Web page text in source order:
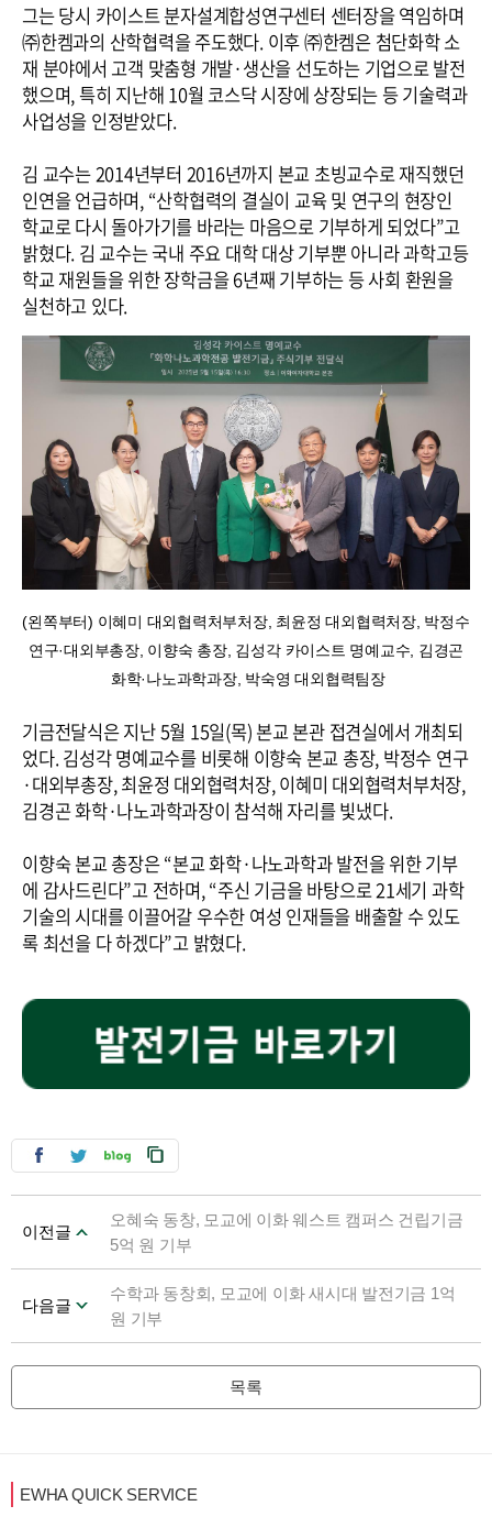
그는 당시 카이스트 분자설계합성연구센터 센터장을 역임하며
㈜한켐과의 산학협력을 주도했다. 이후 ㈜한켐은 첨단화학 소
재 분야에서 고객 맞춤형 개발·생산을 선도하는 기업으로 발전
했으며, 특히 지난해 10월 코스닥 시장에 상장되는 등 기술력과
사업성을 인정받았다.
김 교수는 2014년부터 2016년까지 본교 초빙교수로 재직했던
인연을 언급하며, “산학협력의 결실이 교육 및 연구의 현장인
학교로 다시 돌아가기를 바라는 마음으로 기부하게 되었다”고
밝혔다. 김 교수는 국내 주요 대학 대상 기부뿐 아니라 과학고등
학교 재원들을 위한 장학금을 6년째 기부하는 등 사회 환원을
실천하고 있다.
(왼쪽부터) 이혜미 대외협력처부처장, 최윤정 대외협력처장, 박정수
연구·대외부총장, 이향숙 총장, 김성각 카이스트 명예교수, 김경곤
화학·나노과학과장, 박숙영 대외협력팀장
기금전달식은 지난 5월 15일(목) 본교 본관 접견실에서 개최되
었다. 김성각 명예교수를 비롯해 이향숙 본교 총장, 박정수 연구
·대외부총장, 최윤정 대외협력처장, 이혜미 대외협력처부처장,
김경곤 화학·나노과학과장이 참석해 자리를 빛냈다.
이향숙 본교 총장은 “본교 화학·나노과학과 발전을 위한 기부
에 감사드린다”고 전하며, “주신 기금을 바탕으로 21세기 과학
기술의 시대를 이끌어갈 우수한 여성 인재들을 배출할 수 있도
록 최선을 다 하겠다”고 밝혔다.
이전글
오혜숙 동창, 모교에 이화 웨스트 캠퍼스 건립기금
5억 원 기부
다음글
수학과 동창회, 모교에 이화 새시대 발전기금 1억
원 기부
목록
EWHA QUICK SERVICE